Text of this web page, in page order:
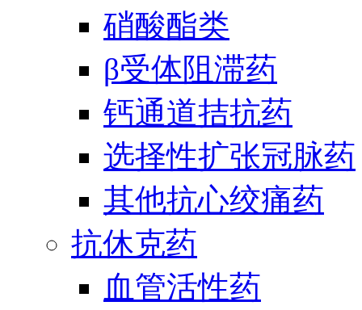
硝酸酯类
β受体阻滞药
钙通道拮抗药
选择性扩张冠脉药
其他抗心绞痛药
抗休克药
血管活性药